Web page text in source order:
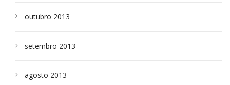
outubro 2013
setembro 2013
agosto 2013